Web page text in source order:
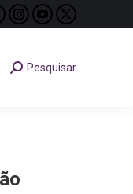
opens
Instagram
opens
YouTube
opens
X
opens
Search:Pesquisar
Search:
Pesquisar